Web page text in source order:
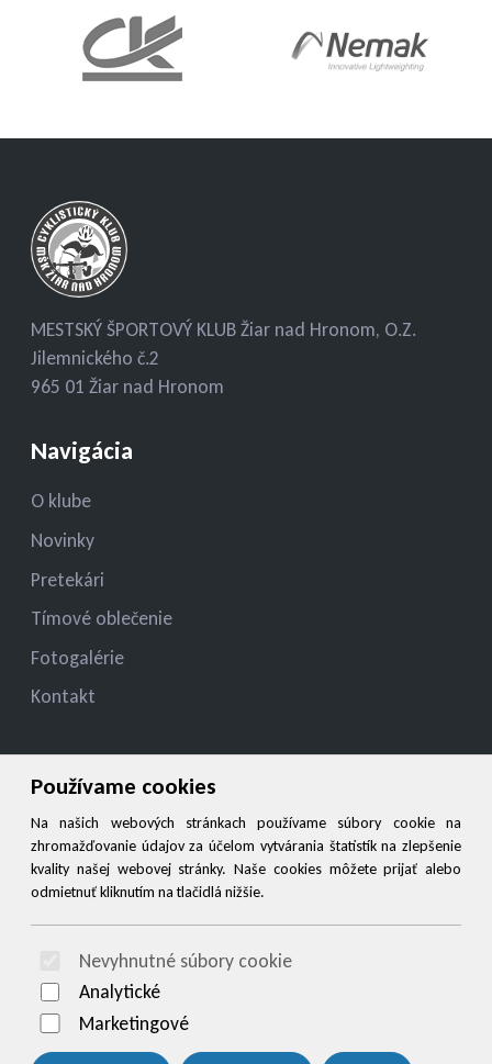
Používame cookies
Na našich webových stránkach používame súbory cookie na
zhromažďovanie údajov za účelom vytvárania štatistík na zlepšenie
kvality našej webovej stránky. Naše cookies môžete prijať alebo
odmietnuť kliknutím na tlačidlá nižšie.
Nevyhnutné súbory cookie
Analytické
Marketingové
MESTSKÝ ŠPORTOVÝ KLUB Žiar nad Hronom, O.Z.
Jilemnického č.2
965 01 Žiar nad Hronom
Navigácia
O klube
Novinky
Pretekári
Tímové oblečenie
Fotogalérie
Kontakt
Kontakt
jelza.jozef@gmail.com
+421 944 545 900
Social
© 2026 Arrabella s.r.o., mayabella s.r.o., Všetky práva vyhradené.